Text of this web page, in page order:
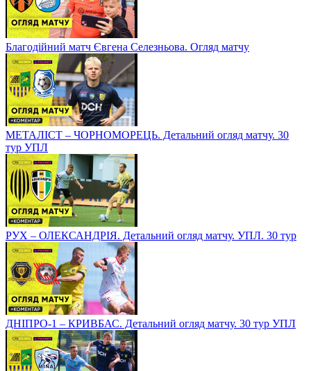
Благодійний матч Євгена Селезньова. Огляд матчу
МЕТАЛІСТ – ЧОРНОМОРЕЦЬ. Детальний огляд матчу. 30
тур УПЛ
РУХ – ОЛЕКСАНДРІЯ. Детальний огляд матчу. УПЛ. 30 тур
ДНІПРО-1 – КРИВБАС. Детальний огляд матчу. 30 тур УПЛ